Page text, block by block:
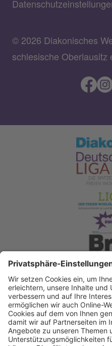
© 2026 Diakonisches
schlesische Oberlausitz
Spendenkonto
Brandenburg-